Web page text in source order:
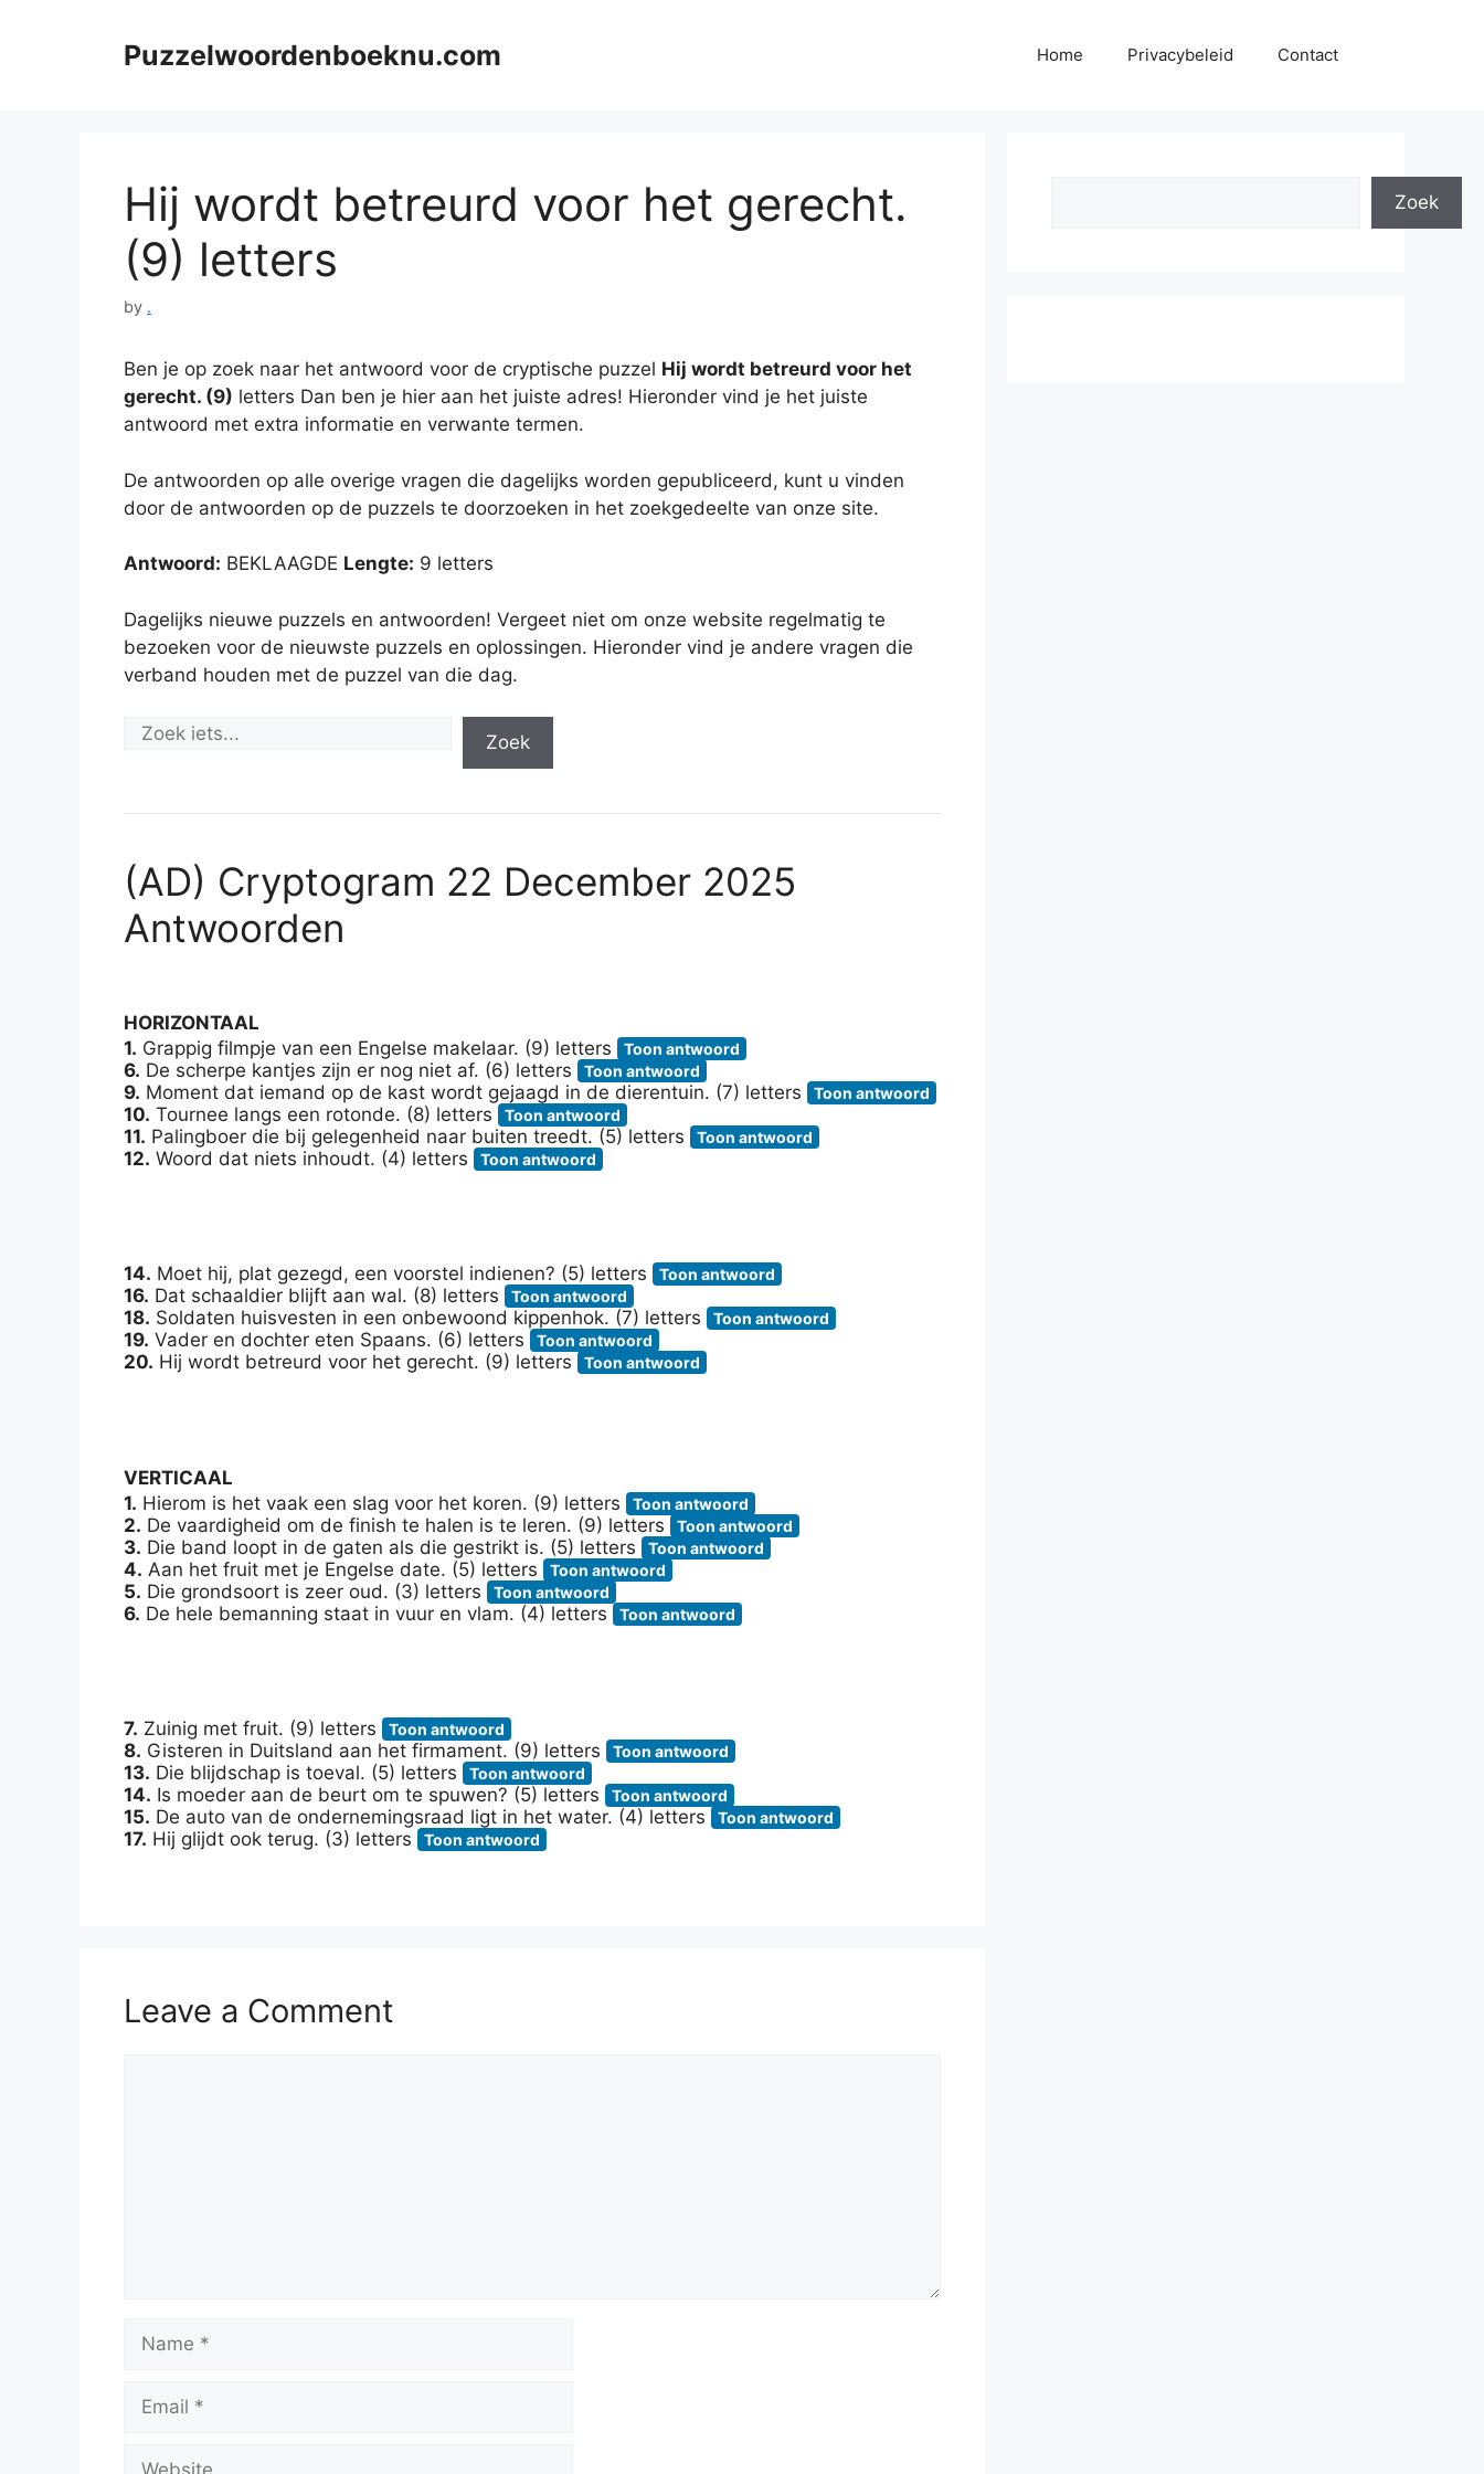
Puzzelwoordenboeknu.com Home Privacybeleid Contact
Hij wordt betreurd voor het gerecht.
(9) letters
by .
Ben je op zoek naar het antwoord voor de cryptische puzzel Hij wordt betreurd voor het
gerecht. (9) letters Dan ben je hier aan het juiste adres! Hieronder vind je het juiste
antwoord met extra informatie en verwante termen.
De antwoorden op alle overige vragen die dagelijks worden gepubliceerd, kunt u vinden
door de antwoorden op de puzzels te doorzoeken in het zoekgedeelte van onze site.
Antwoord: BEKLAAGDE Lengte: 9 letters
Dagelijks nieuwe puzzels en antwoorden! Vergeet niet om onze website regelmatig te
bezoeken voor de nieuwste puzzels en oplossingen. Hieronder vind je andere vragen die
verband houden met de puzzel van die dag.
Zoek
(AD) Cryptogram 22 December 2025
Antwoorden
HORIZONTAAL
1. Grappig filmpje van een Engelse makelaar. (9) letters Toon antwoord
6. De scherpe kantjes zijn er nog niet af. (6) letters Toon antwoord
9. Moment dat iemand op de kast wordt gejaagd in de dierentuin. (7) letters Toon antwoord
10. Tournee langs een rotonde. (8) letters Toon antwoord
11. Palingboer die bij gelegenheid naar buiten treedt. (5) letters Toon antwoord
12. Woord dat niets inhoudt. (4) letters Toon antwoord
14. Moet hij, plat gezegd, een voorstel indienen? (5) letters Toon antwoord
16. Dat schaaldier blijft aan wal. (8) letters Toon antwoord
18. Soldaten huisvesten in een onbewoond kippenhok. (7) letters Toon antwoord
19. Vader en dochter eten Spaans. (6) letters Toon antwoord
20. Hij wordt betreurd voor het gerecht. (9) letters Toon antwoord
VERTICAAL
1. Hierom is het vaak een slag voor het koren. (9) letters Toon antwoord
2. De vaardigheid om de finish te halen is te leren. (9) letters Toon antwoord
3. Die band loopt in de gaten als die gestrikt is. (5) letters Toon antwoord
4. Aan het fruit met je Engelse date. (5) letters Toon antwoord
5. Die grondsoort is zeer oud. (3) letters Toon antwoord
6. De hele bemanning staat in vuur en vlam. (4) letters Toon antwoord
7. Zuinig met fruit. (9) letters Toon antwoord
8. Gisteren in Duitsland aan het firmament. (9) letters Toon antwoord
13. Die blijdschap is toeval. (5) letters Toon antwoord
14. Is moeder aan de beurt om te spuwen? (5) letters Toon antwoord
15. De auto van de ondernemingsraad ligt in het water. (4) letters Toon antwoord
17. Hij glijdt ook terug. (3) letters Toon antwoord
Leave a Comment
Zoek